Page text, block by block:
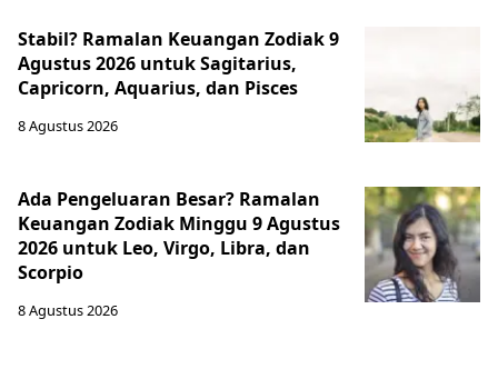
Stabil? Ramalan Keuangan Zodiak 9
Agustus 2026 untuk Sagitarius,
Capricorn, Aquarius, dan Pisces
8 Agustus 2026
Ada Pengeluaran Besar? Ramalan
Keuangan Zodiak Minggu 9 Agustus
2026 untuk Leo, Virgo, Libra, dan
Scorpio
8 Agustus 2026